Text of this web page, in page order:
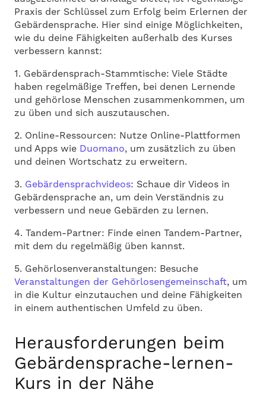
Praxis der Schlüssel zum Erfolg beim Erlernen der
Gebärdensprache. Hier sind einige Möglichkeiten,
wie du deine Fähigkeiten außerhalb des Kurses
verbessern kannst:
1. Gebärdensprach-Stammtische: Viele Städte
haben regelmäßige Treffen, bei denen Lernende
und gehörlose Menschen zusammenkommen, um
zu üben und sich auszutauschen.
2. Online-Ressourcen: Nutze Online-Plattformen
und Apps wie Duomano, um zusätzlich zu üben
und deinen Wortschatz zu erweitern.
3. Gebärdensprachvideos: Schaue dir Videos in
Gebärdensprache an, um dein Verständnis zu
verbessern und neue Gebärden zu lernen.
4. Tandem-Partner: Finde einen Tandem-Partner,
mit dem du regelmäßig üben kannst.
5. Gehörlosenveranstaltungen: Besuche
Veranstaltungen der Gehörlosengemeinschaft, um
in die Kultur einzutauchen und deine Fähigkeiten
in einem authentischen Umfeld zu üben.
Herausforderungen beim
Gebärdensprache-lernen-
Kurs in der Nähe